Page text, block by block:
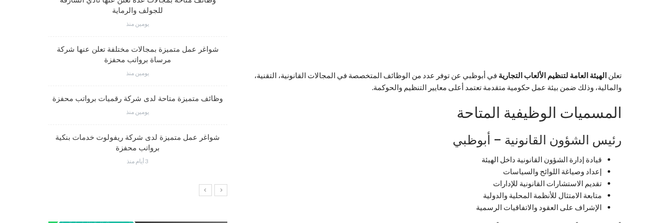
تعلن الهيئة العامة لتنظيم الألعاب التجارية في أبوظبي عن توفر عدد من الوظائف المتخصصة في المجالات القانونية، التقنية،
والمالية، وذلك ضمن بيئة عمل حكومية متقدمة تعتمد أعلى معايير التنظيم والحوكمة.
المسميات الوظيفية المتاحة
رئيس الشؤون القانونية – أبوظبي
قيادة إدارة الشؤون القانونية داخل الهيئة
إعداد وصياغة اللوائح والسياسات
تقديم الاستشارات القانونية للإدارات
متابعة الامتثال للأنظمة المحلية والدولية
الإشراف على العقود والاتفاقيات الرسمية
للجولف والرماية
يومين منذ
شواغر عمل متميزة بمجالات مختلفة تعلن عنها شركة
مرساة برواتب محفزة
يومين منذ
وظائف متميزة متاحة لدى شركة رقميات برواتب محفزة
يومين منذ
شواغر عمل متميزة لدى شركة ريفولوت خدمات بنكية
برواتب محفزة
3 أيام منذ